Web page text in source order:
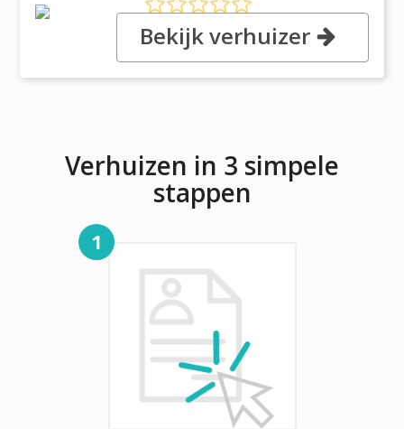
, 47626 Kato Road, 94538
Fremont, CA
Bekijk verhuizer
Verhuizen in 3 simpele
stappen
1